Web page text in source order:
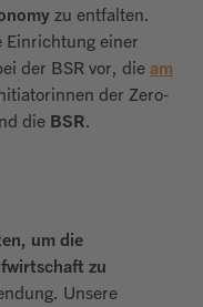
zu entfalten.
Einrichtung einer
der BSR vor, die am
der Zero-
die BSR.
um die
zu
Unsere